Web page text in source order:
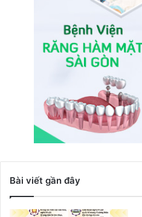
Bài viết gần đây